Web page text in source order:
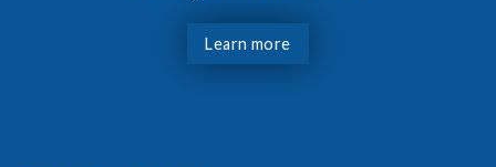
Learn more